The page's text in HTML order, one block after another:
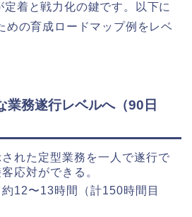
着と戦力化の鍵です。以下に
めの育成ロードマップ例をレベ
務遂行レベルへ（90日
れた定型業務を一人で遂行で
応対ができる。
約12〜13時間（計150時間目